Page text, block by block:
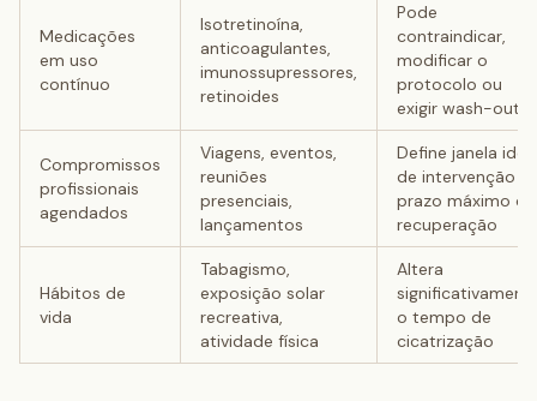
Medicações
em uso
contínuo
Isotretinoína,
anticoagulantes,
imunossupressores,
retinoides
Pode
contraindicar,
modificar o
protocolo ou
exigir wash-out
Compromissos
profissionais
agendados
Viagens, eventos,
reuniões
presenciais,
lançamentos
Define janela
de intervenção e
prazo máximo de
recuperação
Hábitos de
vida
Tabagismo,
exposição solar
recreativa,
atividade física
Altera
o tempo de
cicatrização